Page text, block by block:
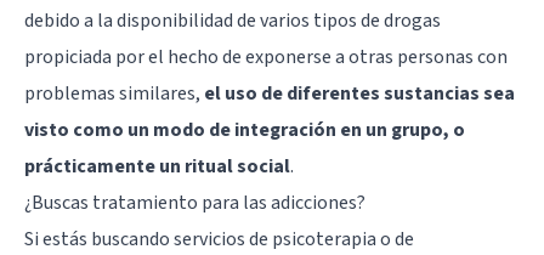
debido a la disponibilidad de varios tipos de drogas
propiciada por el hecho de exponerse a otras personas con
problemas similares, el uso de diferentes sustancias sea
visto como un modo de integración en un grupo, o
prácticamente un ritual social.
¿Buscas tratamiento para las adicciones?
Si estás buscando servicios de psicoterapia o de